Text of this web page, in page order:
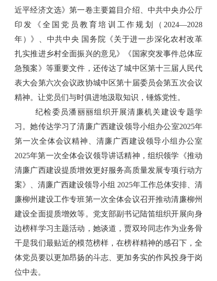
近平经济文选》第一卷主要篇目介绍、中共中央办公厅
印发《全国党员教育培训工作规划（ 2024—2028
年）》、中共中央 国务院《关于进一步深化农村改革
扎实推进乡村全面振兴的意见》《国家突发事件总体应
急预案》等重要文件，还传达了城中区第十三届人民代
表大会第六次会议政协城中区第十届委员会第五次会议
精神。让党员们与时俱进地汲取知识，锤炼党性。
纪检委员潘丽丽组织开展清廉机关建设专题学
习。她传达学习了清廉广西建设领导小组办公室2025年
第一次全体会议精神、清廉广西建设领导小组办公室
2025年第一次全体会议领导讲话精神，组织领学《推动
清廉广西建设提质增效更好服务高质量发展专项行动方
案》、清廉广西建设领导小组 2025年工作总体安排、清
廉柳州建设工作专班第一次全体会议召开推动清廉柳州
建设全面提质增效等。党支部副书记陆笛组织开展向身
边榜样学习主题活动，她谈道，贾双玲同志作为业务骨
干是我们最贴近的模范榜样，在榜样精神的感召下，全
体党员要以更加昂扬的斗志、更加务实的作风投身于岗
位中去。